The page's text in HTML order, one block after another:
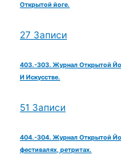
Открытой йоге.
27 Записи
403.-303. Журнал Открытой
И Искусстве.
51 Записи
404.-304. Журнал Открытой
фестивалях, ретритах.